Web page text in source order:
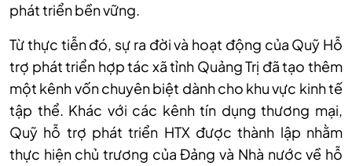
phát triển bền vững.
Từ thực tiễn đó, sự ra đời và hoạt động của Quỹ Hỗ
trợ phát triển hợp tác xã tỉnh Quảng Trị đã tạo thêm
một kênh vốn chuyên biệt dành cho khu vực kinh tế
tập thể. Khác với các kênh tín dụng thương mại,
Quỹ hỗ trợ phát triển HTX được thành lập nhằm
thực hiện chủ trương của Đảng và Nhà nước về hỗ